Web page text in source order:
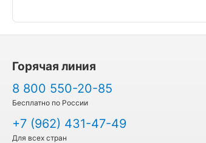
Горячая линия
8 800 550-20-85
Бесплатно по России
+7 (962) 431-47-49
Для всех стран